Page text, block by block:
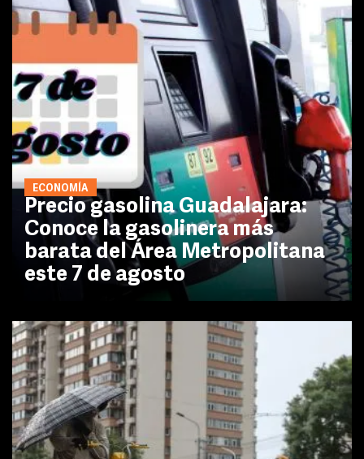
ECONOMÍA
Precio gasolina Guadalajara:
Conoce la gasolinera más
barata del Área Metropolitana
este 7 de agosto